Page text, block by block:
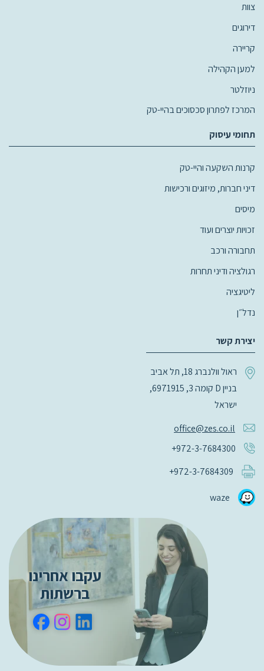
צוות
דירוגים
קריירה
למען הקהילה
ניוזלטר
המרכז לפתרון סכסוכים בהיי-טק
תחומי עיסוק
קרנות השקעה והיי-טק
דיני חברות, מיזוגים ורכישות
מיסים
זכויות יוצרים ועוד
תחבורה ורכב
רגולציה ודיני תחרות
ליטיגציה
נדל״ן
יצירת קשר
ראול וולנברג 18, תל אביב
בניין D קומה 3, 6971915,
ישראל
office@zes.co.il
+972-3-7684300
+972-3-7684309
waze
עקבו אחרינו
ברשתות